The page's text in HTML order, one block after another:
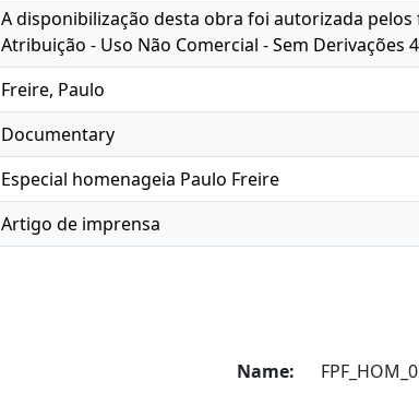
A disponibilização desta obra foi autorizada
Atribuição - Uso Não Comercial - Sem Derivações
Freire, Paulo
Documentary
Especial homenageia Paulo Freire
Artigo de imprensa
Name: